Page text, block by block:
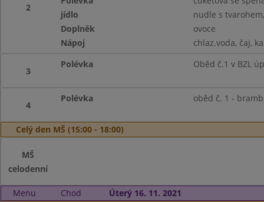
2
jídlo
nudle s
Doplněk
ovoce
Nápoj
chlaz.voda, čaj,
3
Polévka Oběd č.1 v BZL
4
Polévka oběd č. 1 -
Celý den MŠ (15:00 - 18:00)
MŠ
celodenní
Menu Chod
Úterý 16. 11. 2021